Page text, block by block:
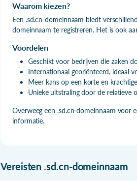
Waarom kiezen?
Een .sd.cn-domeinnaam biedt
domeinnaam te registreren. Het is ook
Voordelen
Geschikt voor bedrijven die zaken
Internationaal georiënteerd, ideaal
Meer kans op een korte en
Unieke uitstraling door de relatieve
Overweeg een .sd.cn-domeinnaam voor
informatie.
Vereisten .sd.cn-domeinnaam